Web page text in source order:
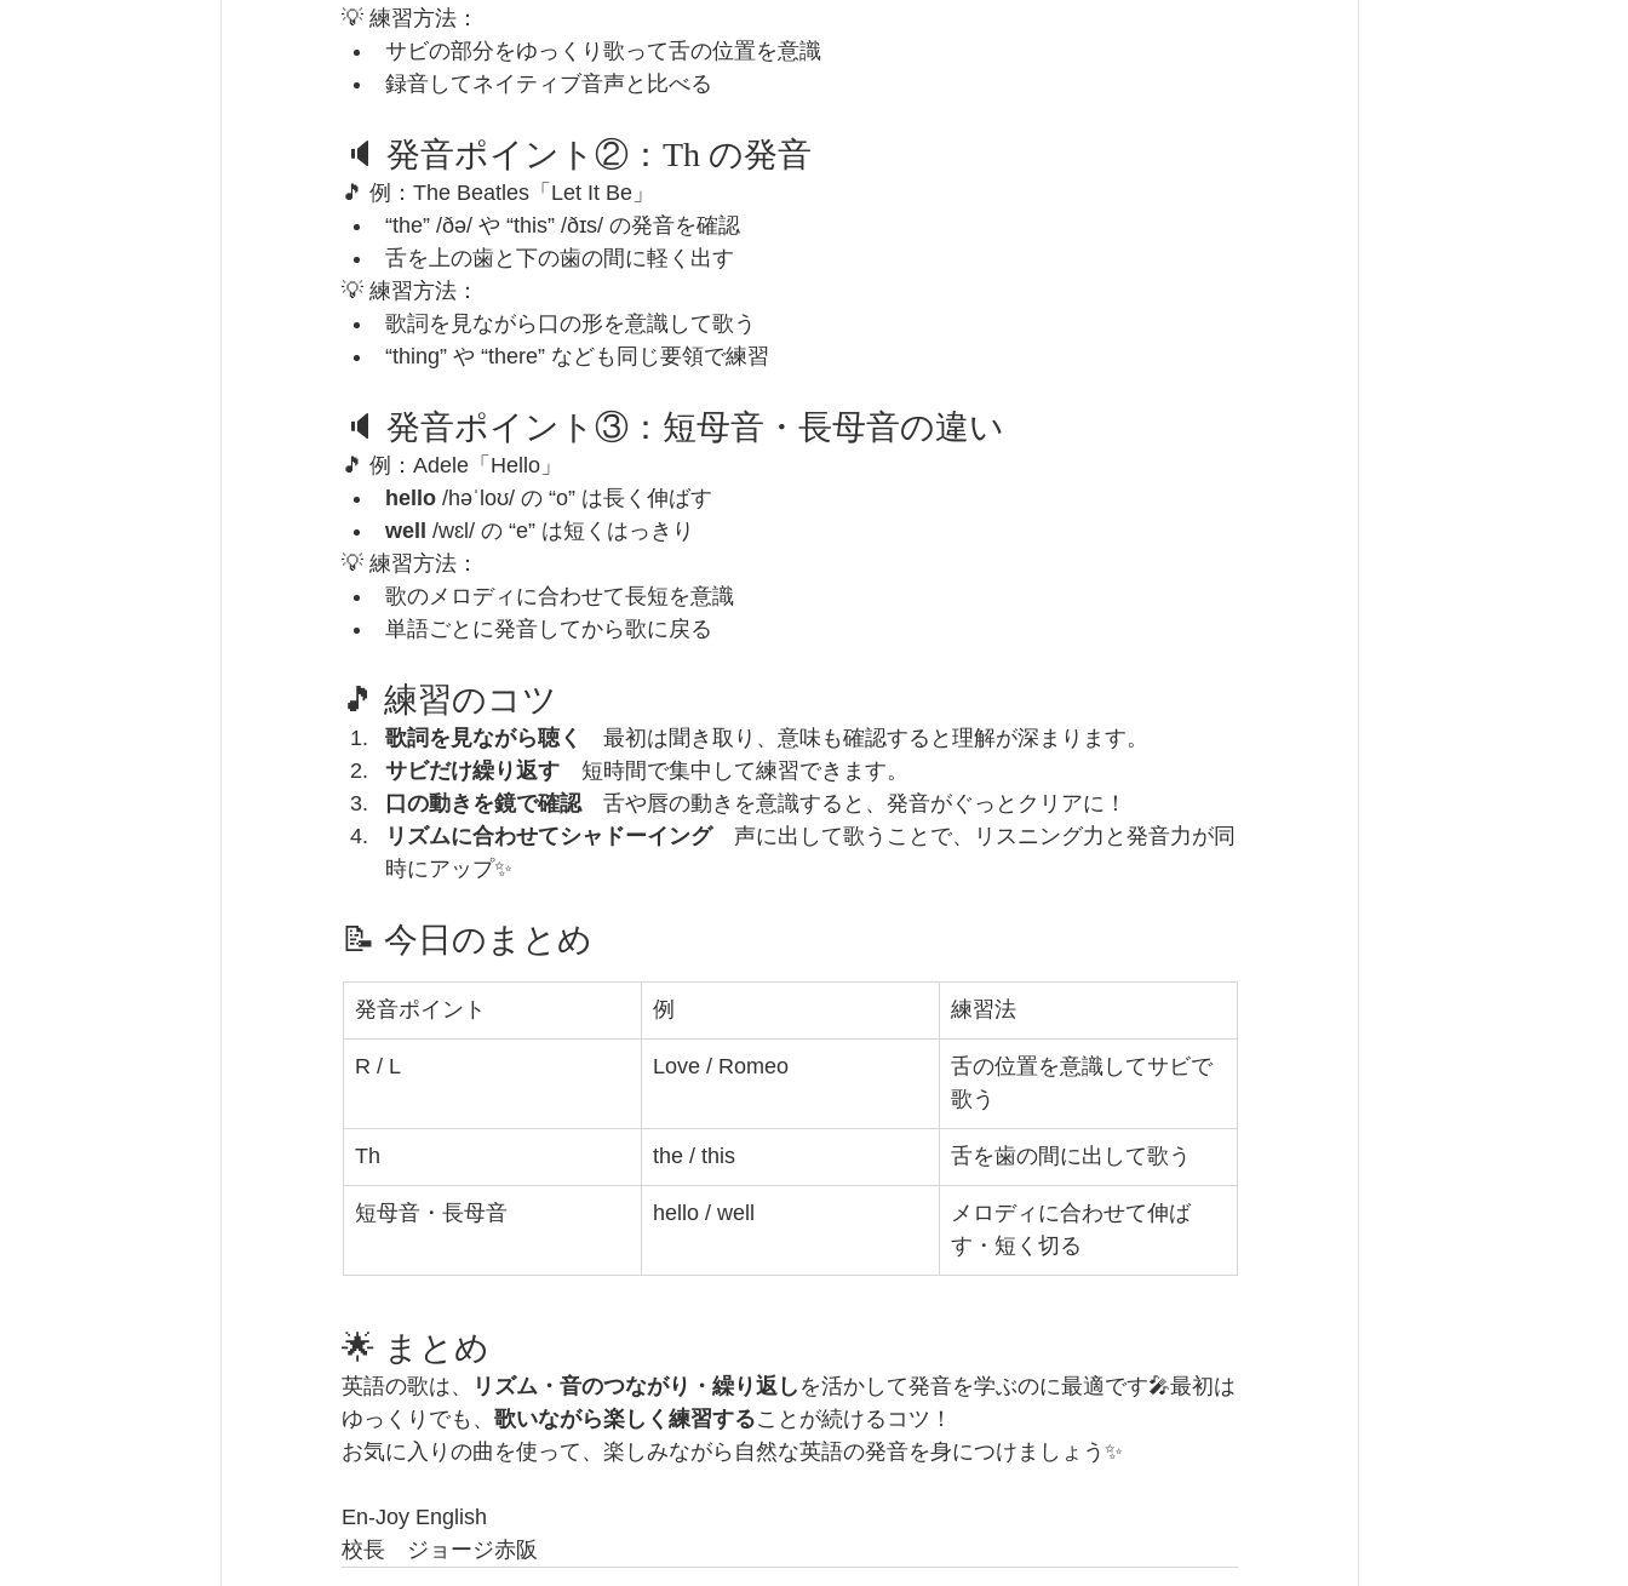
💡 練習方法：
サビの部分をゆっくり歌って舌の位置を意識
録音してネイティブ音声と比べる
🔈 発音ポイント②：Th の発音
🎵 例：The Beatles「Let It Be」
“the” /ðə/ や “this” /ðɪs/ の発音を確認
舌を上の歯と下の歯の間に軽く出す
💡 練習方法：
歌詞を見ながら口の形を意識して歌う
“thing” や “there” なども同じ要領で練習
🔈 発音ポイント③：短母音・長母音の違い
🎵 例：Adele「Hello」
hello /həˈloʊ/ の “o” は長く伸ばす
well
/wɛl/ の “e” は短くはっきり
💡 練習方法：
歌のメロディに合わせて長短を意識
単語ごとに発音してから歌に戻る
🎵 練習のコツ
歌詞を見ながら聴く
最初は聞き取り、意味も確認すると理解が深まります。
サビだけ繰り返す 短時間で集中して練習できます。
口の動きを鏡で確認 舌や唇の動きを意識すると、発音がぐっとクリアに！
リズムに合わせてシャドーイング 声に出して歌うことで、リスニング力と発音力が同
時にアップ✨
📝 今日のまとめ
発音ポイント 例 練習法
R / L Love / Romeo
舌の位置を意識してサビで
歌う
Th the / this 舌を歯の間に出して歌う
短母音・長母音 hello / well
メロディに合わせて伸ば
す・短く切る
🌟 まとめ
英語の歌は、 リズム・音のつながり・繰り返し を活かして発音を学ぶのに最適です🎤最初は
ゆっくりでも、 歌いながら楽しく練習することが続けるコツ！
お気に入りの曲を使って、楽しみながら自然な英語の発音を身につけましょう✨
En-Joy English
校長　ジョージ赤阪